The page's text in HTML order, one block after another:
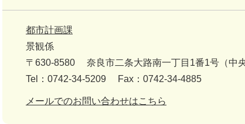
都市計画課
景観係
〒630-8580
奈良市二条大路南一丁目1番1号（中
Tel：0742-34-5209
Fax：0742-34-4885
メールでのお問い合わせはこちら